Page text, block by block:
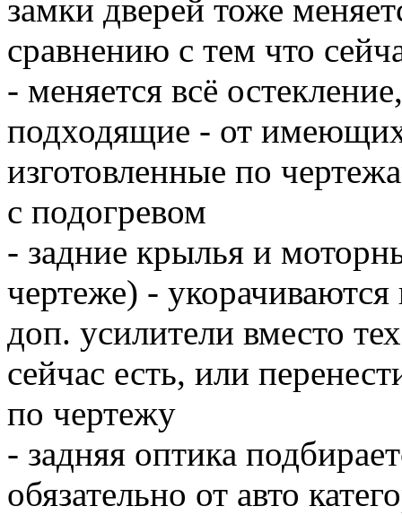
замки дверей тоже
сравнению с тем что
- меняется всё
подходящие - от
изготовленные по
с подогревом
- задние крылья и
чертеже) -
доп. усилители вместо
сейчас есть, или
по чертежу
- задняя оптика
обязательно от авто